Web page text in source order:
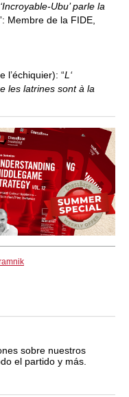
Ubu’ parle la
Membre de la FIDE,
l’échiquier): “L‘
les latrines sont à la
sobre nuestros
el partido y más.